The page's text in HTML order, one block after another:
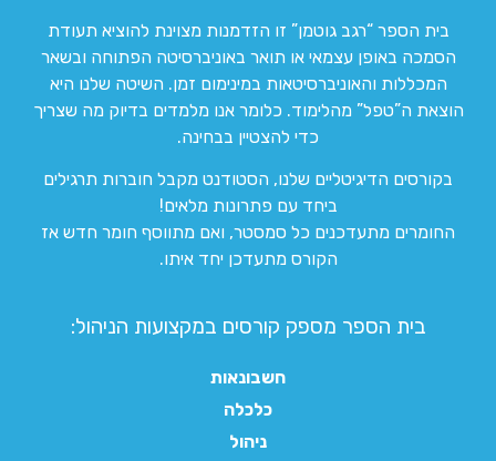
בית הספר “רגב גוטמן” זו הזדמנות מצוינת להוציא תעודת
הסמכה באופן עצמאי או תואר באוניברסיטה הפתוחה ובשאר
המכללות והאוניברסיטאות במינימום זמן. השיטה שלנו היא
הוצאת ה”טפל” מהלימוד. כלומר אנו מלמדים בדיוק מה שצריך
כדי להצטיין בבחינה.
בקורסים הדיגיטליים שלנו, הסטודנט מקבל חוברות תרגילים
ביחד עם פתרונות מלאים!
החומרים מתעדכנים כל סמסטר, ואם מתווסף חומר חדש אז
הקורס מתעדכן יחד איתו.
בית הספר מספק קורסים במקצועות הניהול:
חשבונאות
כלכלה
ניהול